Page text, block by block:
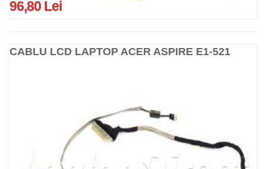
96,80 Lei
CABLU LCD LAPTOP ACER ASPIRE E1-521